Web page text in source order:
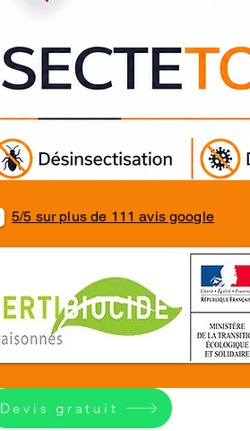
5/5 sur plus de 111 avis google
Devis gratuit